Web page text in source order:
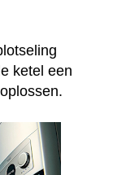
ketel een